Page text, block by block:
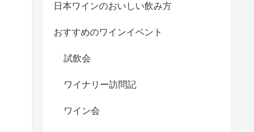
日本ワインのおいしい飲み方
おすすめのワインイベント
試飲会
ワイナリー訪問記
ワイン会